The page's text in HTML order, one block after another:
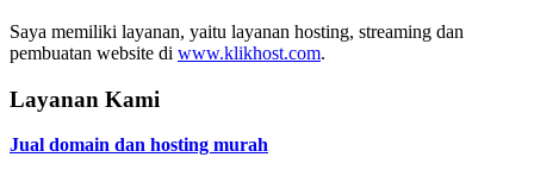
Saya memiliki layanan, yaitu layanan hosting, streaming dan
pembuatan website di www.klikhost.com.
Layanan Kami
Jual domain dan hosting murah